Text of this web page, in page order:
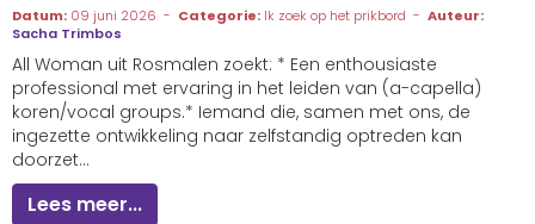
Datum: 09 juni 2026 - Categorie: Ik zoek op het prikbord - Auteur:
Sacha Trimbos
All Woman uit Rosmalen zoekt: * Een enthousiaste
professional met ervaring in het leiden van (a-capella)
koren/vocal groups.* Iemand die, samen met ons, de
ingezette ontwikkeling naar zelfstandig optreden kan
doorzet...
Lees meer...